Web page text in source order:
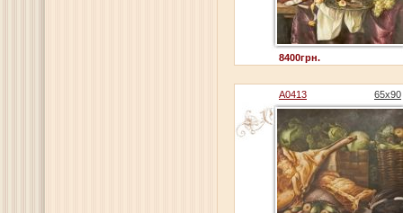
8400грн.
A0413 65x90